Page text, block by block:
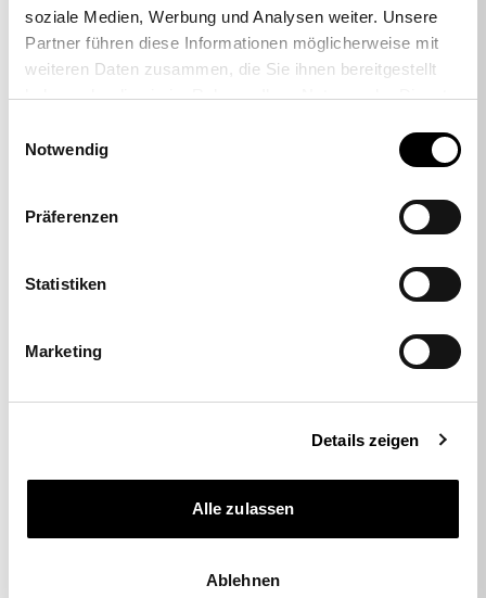
soziale Medien, Werbung und Analysen weiter. Unsere
Partner führen diese Informationen möglicherweise mit
weiteren Daten zusammen, die Sie ihnen bereitgestellt
haben oder die sie im Rahmen Ihrer Nutzung der Dienste
Notwendig
Präferenzen
Statistiken
Marketing
Details zeigen
Alle zulassen
Ablehnen
-38%
Lot de 5 roulettes pour sols durs
29,00 €17,95 €